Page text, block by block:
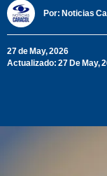
Por: Noticias
27 de May, 2026
Actualizado: 27 De May,